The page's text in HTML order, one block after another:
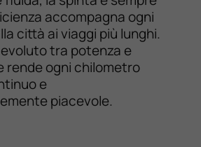
accompagna ogni
città ai viaggi più lunghi.
tra potenza e
rende ogni chilometro
e
piacevole.